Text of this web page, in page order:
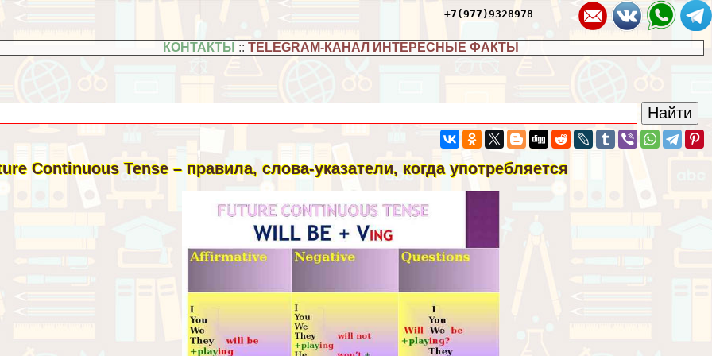
+7(977)9328978
КОНТАКТЫ ::TELEGRAM-КАНАЛ ИНТЕРЕСНЫЕ ФАКТЫ
Continuous Tense – правила, слова-указатели, когда употрeбляется